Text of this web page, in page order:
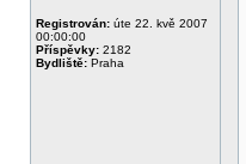
Registrován: úte 22. kvě 2007
00:00:00
Příspěvky: 2182
Bydliště: Praha